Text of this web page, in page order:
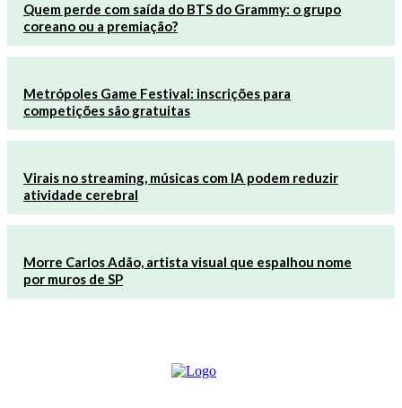
Quem perde com saída do BTS do Grammy: o grupo
coreano ou a premiação?
Metrópoles Game Festival: inscrições para
competições são gratuitas
Virais no streaming, músicas com IA podem reduzir
atividade cerebral
Morre Carlos Adão, artista visual que espalhou nome
por muros de SP